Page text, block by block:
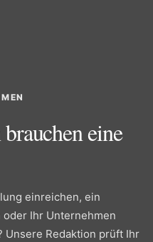
eine
einreichen, ein
Ihr Unternehmen
Unsere Redaktion prüft Ihr